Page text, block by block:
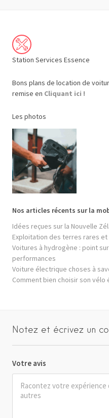
Station Services Essence
Bons plans de location de
remise en Cliquant ici !
Les photos
Nos articles récents sur la
Idées reçues sur la Nouvelle
Exploitation des terres rares
Voitures à hydrogène : point
performances
Voiture électrique choses à
Comment bien choisir son vélo
Notez et écrivez un
Votre avis